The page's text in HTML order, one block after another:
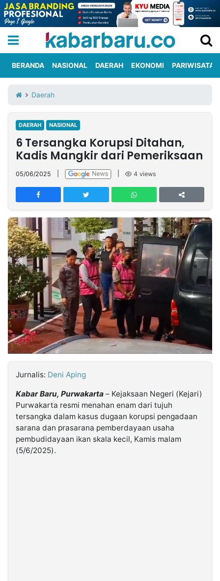
Iklan
Berita
Kami
Nasional
International
Olahraga
Entertainment
Daerah
Pariwisata
Kuliner
Kolom
Network
PT
TREETAN
MULTIMEDIA
INDONESIA
Partner
Insight
NTB
Suara
Time
Lens
IDN
Daily
Jogja
Jalan
Rakyat
Idealita
News
Kita
Notice
Dinamikapost.com
Radar
Baru
Seedbacklink
Follow
Kabarbaru
BERANDA NASIONAL DAERAH EKONOMI PARIWISATA
Daerah
DAERAH NASIONAL
6 Tersangka Korupsi Ditahan,
Kadis Mangkir dari Pemeriksaan
05/06/2025 4 views
Jurnalis: Deni Aping
Kabar Baru, Purwakarta – Kejaksaan Negeri (Kejari)
Purwakarta resmi menahan enam dari tujuh
tersangka dalam kasus dugaan korupsi pengadaan
sarana dan prasarana pemberdayaan usaha
pembudidayaan ikan skala kecil, Kamis malam
(5/6/2025).